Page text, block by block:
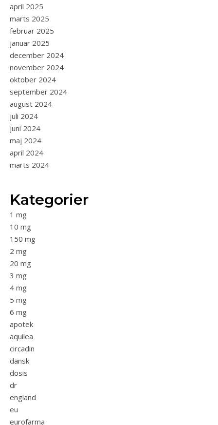
april 2025
marts 2025
februar 2025
januar 2025
december 2024
november 2024
oktober 2024
september 2024
august 2024
juli 2024
juni 2024
maj 2024
april 2024
marts 2024
Kategorier
1 mg
10 mg
150 mg
2 mg
20 mg
3 mg
4 mg
5 mg
6 mg
apotek
aquilea
circadin
dansk
dosis
dr
england
eu
eurofarma